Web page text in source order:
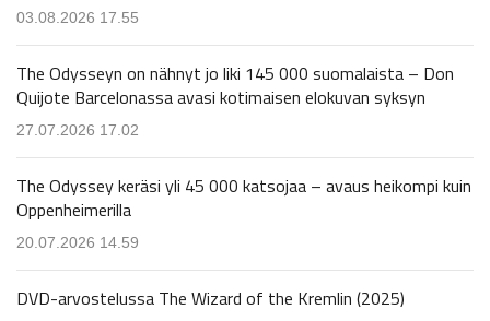
03.08.2026 17.55
The Odysseyn on nähnyt jo liki 145 000 suomalaista – Don
Quijote Barcelonassa avasi kotimaisen elokuvan syksyn
27.07.2026 17.02
The Odyssey keräsi yli 45 000 katsojaa – avaus heikompi kuin
Oppenheimerilla
20.07.2026 14.59
DVD-arvostelussa The Wizard of the Kremlin (2025)